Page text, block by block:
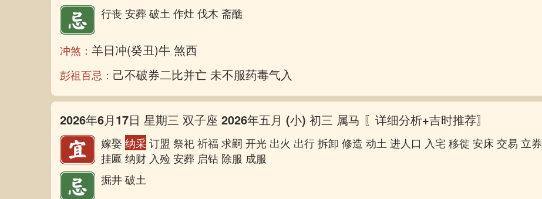
行丧 安葬 破土 作灶 伐木 斋醮
冲煞： 羊日冲(癸丑)牛 煞西
彭祖百忌： 己不破券二比并亡 未不服药毒气入肠
2026年6月17日 星期三 双子座 2026年五月 (小) 初三 属马 〖详细分析+吉时推荐〗
嫁娶纳采订盟 祭祀 祈福 求嗣 开光 出火 出行 拆卸 修造 动土 进人口 入宅 移徙 安床 交易 立券
挂匾 纳财 入殓 安葬 启钻 除服 成服
掘井 破土